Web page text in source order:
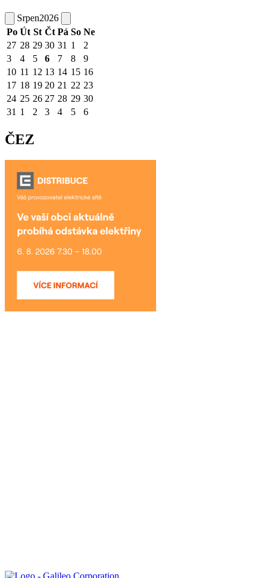
Srpen2026
Po Út St Čt Pá So Ne
27 28 29 30 31 1
2
3
4 5 6 7 8
9
10 11 12 13 14 15 16
17 18 19 20 21 22 23
24 25 26 27 28 29 30
31 1 2 3 4 5 6
ČEZ